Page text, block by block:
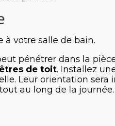
votre salle de bain.
pénétrer dans la
de toit. Installez
Leur orientation sera
au long de la journée.